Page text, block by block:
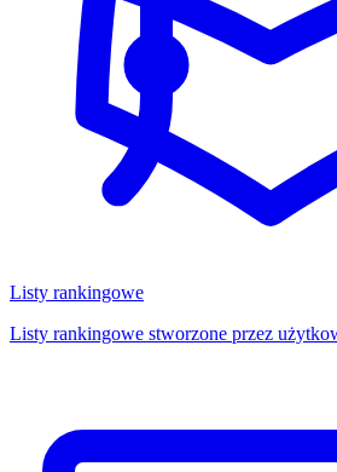
Listy rankingowe
Listy rankingowe stworzone przez